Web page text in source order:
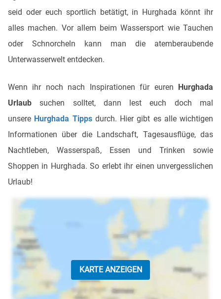
seid oder euch sportlich betätigt, in Hurghada könnt ihr
alles machen. Vor allem beim Wassersport wie Tauchen
oder Schnorcheln kann man die atemberaubende
Unterwasserwelt entdecken.
Wenn ihr noch nach Inspirationen für euren
Hurghada
Urlaub suchen solltet, dann lest euch doch mal
unsere Hurghada Tippsdurch. Hier gibt es alle wichtigen
Informationen über die Landschaft, Tagesausflüge, das
Nachtleben, Wasserspaß, Essen und Trinken sowie
Shoppen in Hurghada. So erlebt ihr einen unvergesslichen
Urlaub!
KARTE ANZEIGEN